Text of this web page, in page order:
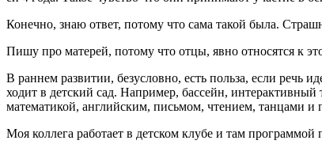
Конечно, знаю ответ, потому что сама такой была.
Пишу про матерей, потому что отцы, явно относятся к
В раннем развитии, безусловно, есть польза, если
ходит в детский сад. Например, бассейн,
математикой, английским, письмом, чтением, танцами и
Моя коллега работает в детском клубе и там